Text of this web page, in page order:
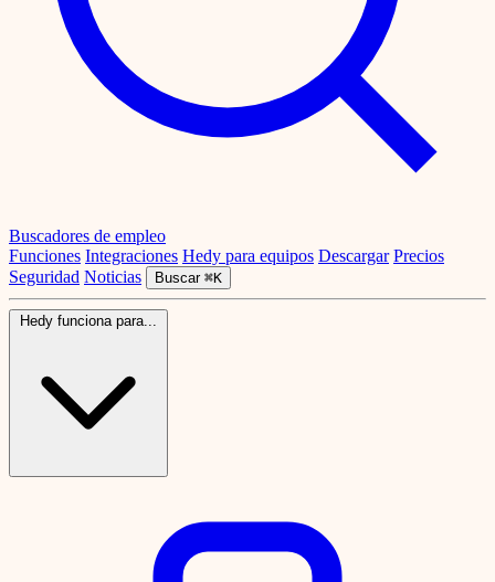
Buscadores de empleo
Funciones Integraciones Hedy para equipos Descargar Precios
Seguridad Noticias Buscar ⌘K
Hedy funciona para...